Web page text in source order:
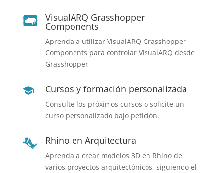
VisualARQ Grasshopper
Components
Aprenda a utilizar VisualARQ Grasshopper
Components para controlar VisualARQ desde
Grasshopper
Cursos y formación personalizada
Consulte los próximos cursos o solicite un
curso personalizado bajo petición.
Rhino en Arquitectura
Aprenda a crear modelos 3D en Rhino de
varios proyectos arquitectónicos, siguiendo el